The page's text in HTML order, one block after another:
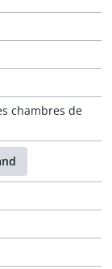
chambres de